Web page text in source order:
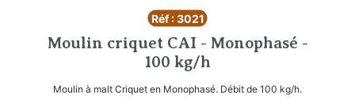
Réf : 3021
Moulin criquet CAI - Monophasé -
100 kg/h
Moulin à malt Criquet en Monophasé. Débit de 100 kg/h.